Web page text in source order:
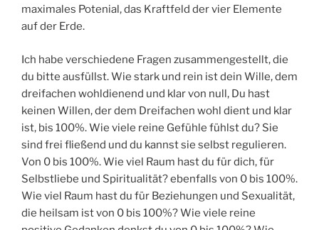
maximales Potenial, das Kraftfeld der vier Elemente
auf der Erde.
Ich habe verschiedene Fragen zusammengestellt, die
du bitte ausfüllst. Wie stark und rein ist dein Wille, dem
dreifachen wohldienend und klar von null, Du hast
keinen Willen, der dem Dreifachen wohl dient und klar
ist, bis 100%. Wie viele reine Gefühle fühlst du? Sie
sind frei fließend und du kannst sie selbst regulieren.
Von 0 bis 100%. Wie viel Raum hast du für dich, für
Selbstliebe und Spiritualität? ebenfalls von 0 bis 100%.
Wie viel Raum hast du für Beziehungen und Sexualität,
die heilsam ist von 0 bis 100%? Wie viele reine